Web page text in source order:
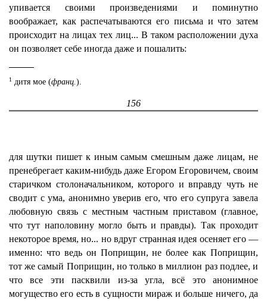
упивается своими произведениями и поминутно
воображает, как распечатываются его письма и что затем
происходит на лицах тех лиц... В таком расположении духа
он позволяет себе иногда даже и пошалить:
1 дитя мое (франц. ).
156
для шутки пишет к иным самым смешным даже лицам, не
пренебрегает каким-нибудь даже Егором Егоровичем, своим
старичком столоначальником, которого и вправду чуть не
сводит с ума, анонимно уверив его, что его супруга завела
любовную связь с местным частным приставом (главное,
что тут наполовину могло быть и правды). Так проходит
некоторое время, но... но вдруг странная идея осеняет его —
именно: что ведь он Поприщин, не более как Поприщин,
тот же самый Поприщин, но только в миллион раз подлее, и
что все эти пасквили из-за угла, всё это анонимное
могущество его есть в сущности мираж и больше ничего, да